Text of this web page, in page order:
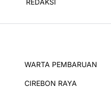
WARTA PEMBARUAN
CIREBON RAYA